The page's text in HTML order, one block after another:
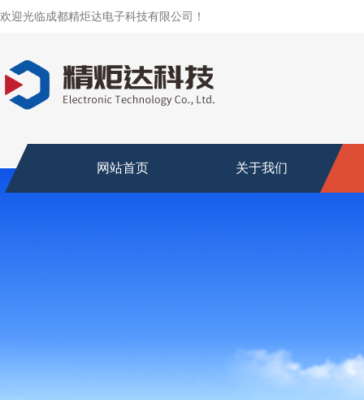
欢迎光临成都精炬达电子科技有限公司！
网站首页 关于我们